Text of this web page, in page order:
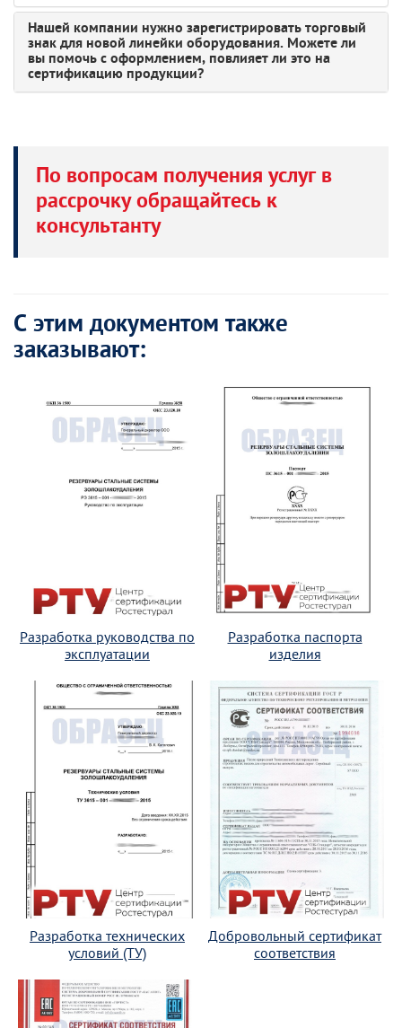
Нашей компании нужно зарегистрировать торговый
знак для новой линейки оборудования. Можете ли
вы помочь с оформлением, повлияет ли это на
сертификацию продукции?
По вопросам получения услуг в
рассрочку обращайтесь к
консультанту
С этим документом также
заказывают:
Разработка руководства по
эксплуатации
Разработка паспорта
изделия
Разработка технических
условий (ТУ)
Добровольный сертификат
соответствия